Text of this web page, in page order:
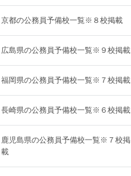
京都の公務員予備校一覧※８校掲載
広島県の公務員予備校一覧※９校掲載
福岡県の公務員予備校一覧※７校掲載
長崎県の公務員予備校一覧※６校掲載
鹿児島県の公務員予備校一覧※７校掲
載